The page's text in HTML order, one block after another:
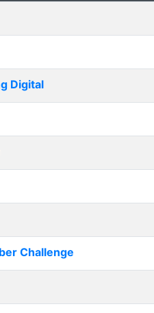
Digital
Challenge